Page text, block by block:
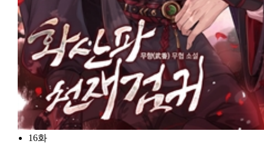
16화